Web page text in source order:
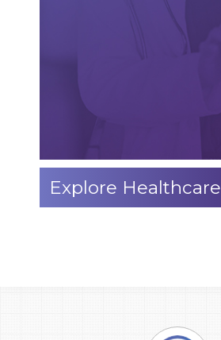
Explore Healthcare